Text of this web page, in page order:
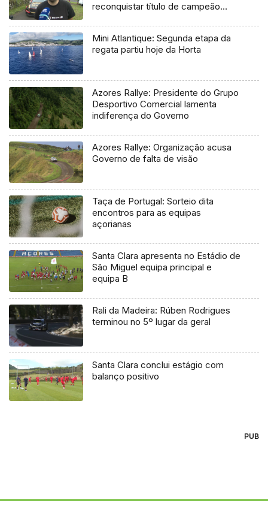
reconquistar título de campeão
Mini Atlantique: Segunda etapa da
regata partiu hoje da Horta
Azores Rallye: Presidente do Grupo
Desportivo Comercial lamenta
indiferença do Governo
Azores Rallye: Organização acusa
Governo de falta de visão
Taça de Portugal: Sorteio dita
encontros para as equipas
açorianas
Santa Clara apresenta no Estádio de
São Miguel equipa principal e
equipa B
Rali da Madeira: Rúben Rodrigues
terminou no 5º lugar da geral
Santa Clara conclui estágio com
balanço positivo
PUB